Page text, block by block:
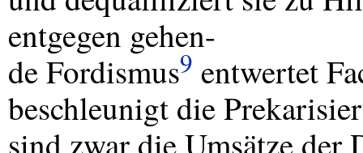
entgegen gehen-
de Fordismus9 entwertet
beschleunigt die
sind zwar die Umsätze